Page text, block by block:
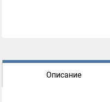
Описание